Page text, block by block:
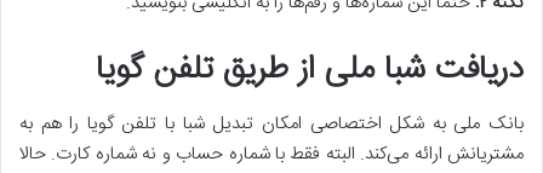
دریافت شبا ملی از طریق تلفن گویا
بانک ملی به شکل اختصاصی امکان تبدیل شبا با تلفن گویا را هم به
مشتریانش ارائه می‌کند. البته فقط با شماره حساب و نه شماره کارت. حالا